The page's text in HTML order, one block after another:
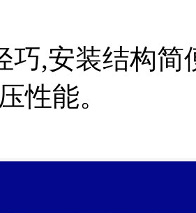
巧,安装结构
性能。